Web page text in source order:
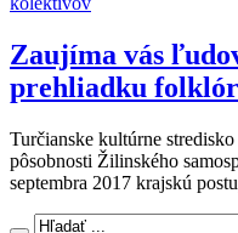
Zaujíma vás
prehliadku
Turčianske kultúrne
pôsobnosti Žilinského
septembra 2017 krajskú